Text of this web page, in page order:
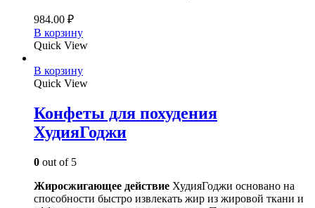
984.00 ₽
В корзину
Quick View
В корзину
Quick View
Конфеты для похудения
ХудияГоджи
0 out of 5
Жиросжигающее действие ХудияГоджи основано на
способности быстро извлекать жир из жировой ткани и